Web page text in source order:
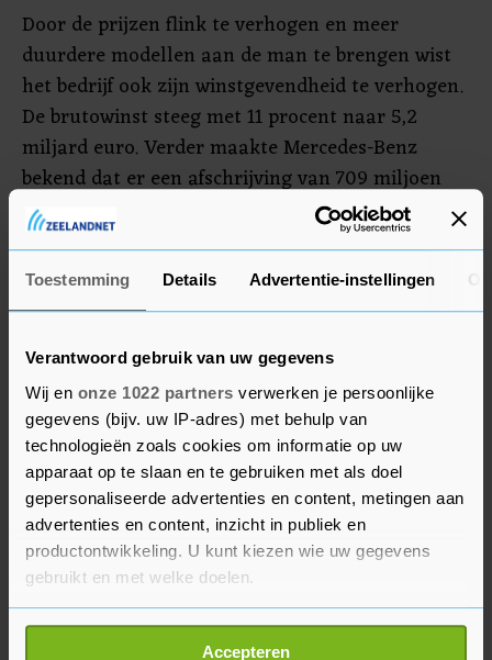
Toestemming Details Advertentie-instellingen
Verantwoord gebruik van uw gegevens
Wij en onze 1022 partners verwerken je persoonlijke
gegevens (bijv. uw IP-adres) met behulp van
technologieën zoals cookies om informatie op uw
apparaat op te slaan en te gebruiken met als doel
gepersonaliseerde advertenties en content, metingen aan
advertenties en content, inzicht in publiek en
productontwikkeling. U kunt kiezen wie uw gegevens
gebruikt en met welke doelen.
Als u het toestaat, willen we ook graag:
Accepteren
Door de prijzen flink te verhogen en meer
duurdere modellen aan de man te brengen wist
het bedrijf ook zijn winstgevendheid te verhogen.
De brutowinst steeg met 11 procent naar 5,2
miljard euro. Verder maakte Mercedes-Benz
bekend dat er een afschrijving van 709 miljoen
euro in de boeken is gezet vanwege het
stopzetten van de activiteiten in Rusland in
verband met de oorlog in Oekraïne.